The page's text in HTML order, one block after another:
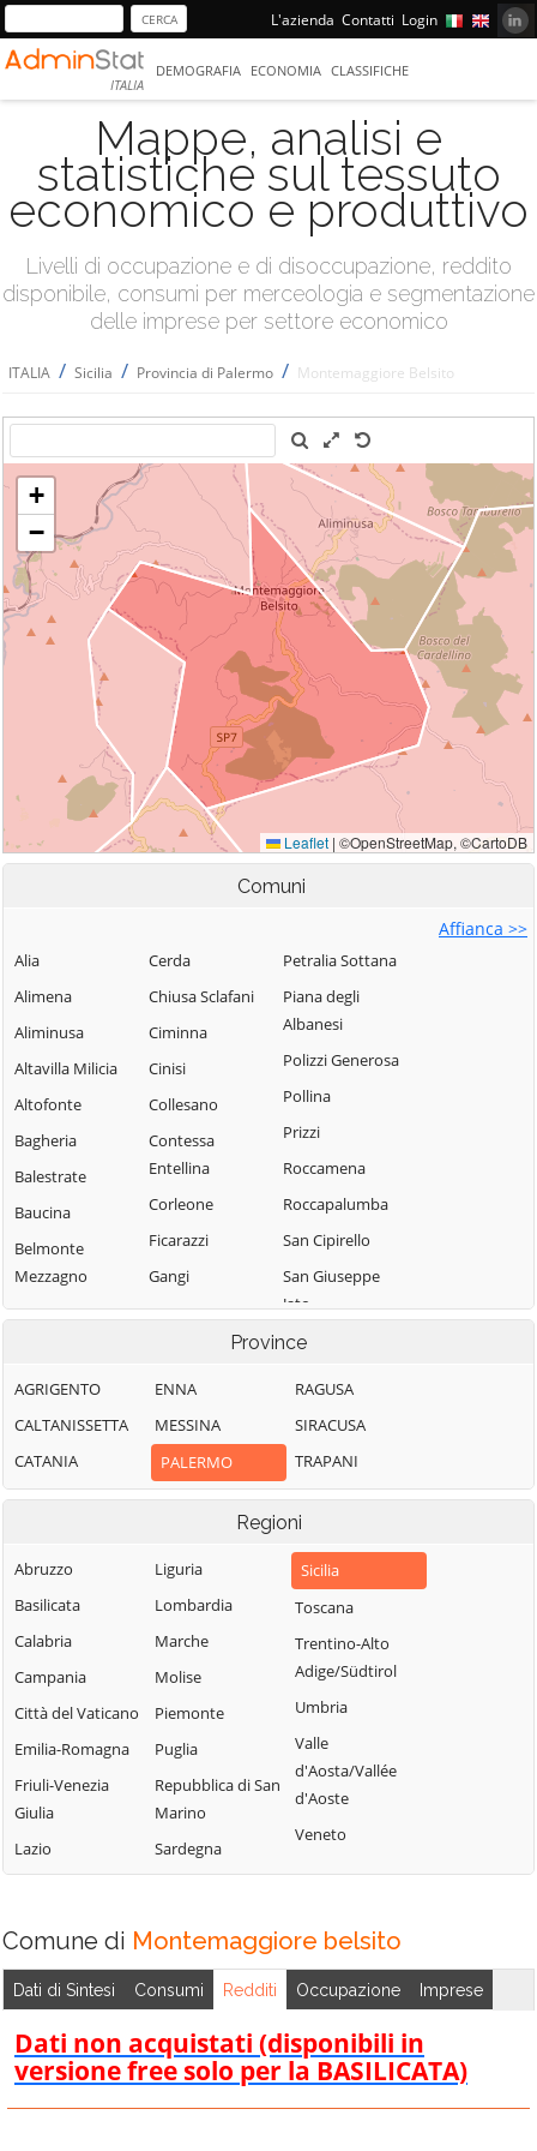
L'azienda Contatti Login
ITALIA
DEMOGRAFIA ECONOMIA CLASSIFICHE
Mappe, analisi e
statistiche sul tessuto
economico e produttivo
Livelli di occupazione e di disoccupazione, reddito
disponibile, consumi per merceologia e segmentazione
delle imprese per settore economico
ITALIA / Sicilia / Provincia di Palermo / Montemaggiore Belsito
Comuni
Affianca >>
Alia
Alimena
Aliminusa
Altavilla Milicia
Altofonte
Bagheria
Balestrate
Baucina
Belmonte
Mezzagno
Bisacquino
Bolognetta
Bompietro
Borgetto
Caccamo
Campofelice di
Campofiorito
Casteldaccia
Castronovo di
Sicilia
Cefalà Diana
Cefalù
Cerda
Chiusa Sclafani
Ciminna
Cinisi
Collesano
Contessa
Entellina
Corleone
Ficarazzi
Gangi
Geraci Siculo
Giuliana
Godrano
Gratteri
Isnello
Montelepre
Montemaggiore
Belsito
Palermo
Partinico
Petralia Sottana
Piana degli
Albanesi
Polizzi Generosa
Pollina
Prizzi
Roccamena
Roccapalumba
San Cipirello
San Giuseppe
Jato
San Mauro
Gela
Santa Flavia
Sciara
Sclafani Bagni
Termini Imerese
Terrasini
Torretta
Trabia
Trappeto
Ustica
Valledolmo
Villafrati
Province
AGRIGENTO
CALTANISSETTA
CATANIA
ENNA
MESSINA
PALERMO
RAGUSA
SIRACUSA
TRAPANI
Regioni
Abruzzo
Basilicata
Calabria
Campania
Città del Vaticano
Emilia-Romagna
Friuli-Venezia
Giulia
Lazio
Liguria
Lombardia
Marche
Molise
Piemonte
Puglia
Repubblica di San
Marino
Sardegna
Sicilia
Toscana
Trentino-Alto
Adige/Südtirol
Umbria
Valle
d'Aosta/Vallée
d'Aoste
Veneto
Comune di Montemaggiore belsito
Dati di Sintesi Consumi Redditi Occupazione Imprese
Dati non acquistati (disponibili in
versione free solo per la BASILICATA)